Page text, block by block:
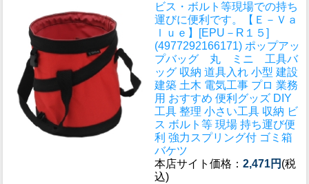
ビス・ボルト等現場での持ち
運びに便利です。
【Ｅ－Ｖａ
ｌｕｅ】[EPU－R１５]
(4977292166171) ポップアッ
プバッグ 丸 ミニ 工具バ
ッグ 収納 道具入れ 小型 建設
建築 土木 電気工事 プロ 業務
用 おすすめ 便利グッズ DIY
工具 整理 小さい工具 収納 ビ
ス ボルト等 現場 持ち運び便
利 強力スプリング付 ゴミ箱
バケツ
本店サイト価格： 2,471円 (税
込)